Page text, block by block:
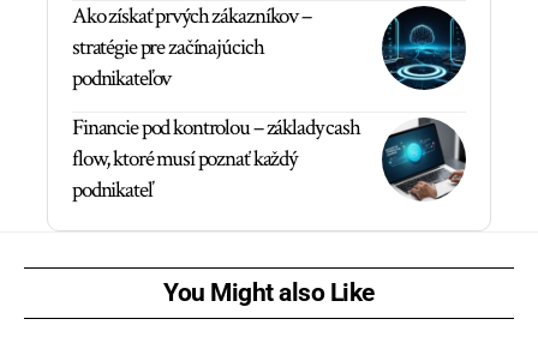
Ako získať prvých zákazníkov –
stratégie pre začínajúcich
podnikateľov
Financie pod kontrolou – základy cash
flow, ktoré musí poznať každý
podnikateľ
You Might also Like